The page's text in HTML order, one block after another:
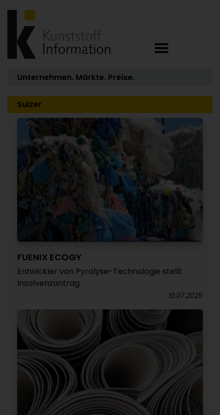
Unternehmen. Märkte. Preise.
Sulzer
FUENIX ECOGY
Entwickler von Pyrolyse-Technologie stellt
Insolvenzantrag
10.07.2025